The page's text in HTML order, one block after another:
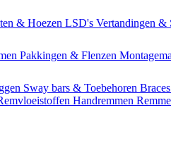
& Hoezen LSD's Vertandingen &
Pakkingen & Flenzen
Sway bars & Toebehoren Braces
Handremmen